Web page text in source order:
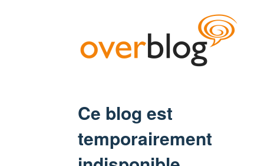
Ce blog est
temporairement